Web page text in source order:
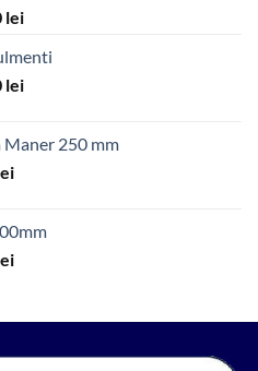
leiPrețul
este:
600.00 lei.
leiPrețul
450.00 lei.
Maner 250 mm
Prețul
35.00 lei.
Prețul
65.00 lei.